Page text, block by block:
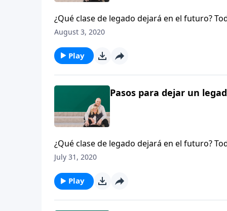
¿Qué clase de legado dejará en el futuro?
Dennis Rainey comparte tres puntos
Hace poco preguntamos a un grupo de
¿qué palabra sería esa?
August 3, 2020
Play
Pasos para dejar un
¿Qué clase de legado dejará en el futuro?
Dennis Rainey comparte tres puntos
Hace poco preguntamos a un grupo de
¿qué palabra sería esa?
July 31, 2020
Play